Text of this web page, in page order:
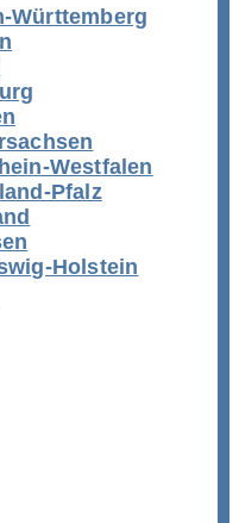
Württemberg
Westfalen
Pfalz
Holstein